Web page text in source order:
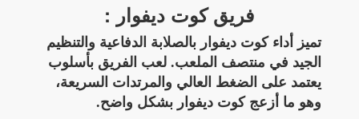
فريق كوت ديفوار :
تميز أداء كوت ديفوار بالصلابة الدفاعية والتنظيم
الجيد في منتصف الملعب. لعب الفريق بأسلوب
يعتمد على الضغط العالي والمرتدات السريعة،
وهو ما أزعج كوت ديفوار بشكل واضح.